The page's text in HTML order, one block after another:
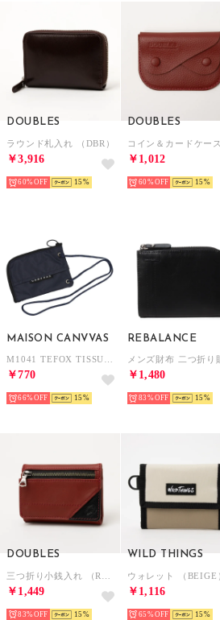
DOUBLES
ラウンド札入れ （DBR）
￥3,916
60% 15
DOUBLES
￥1,012
60% 15
MAISON CANVVAS
￥770
66% 15
REBALANCE
￥1,480
83% 15
DOUBLES
￥1,449
83% 15
WILD THINGS
ウォレット （BEIGE
￥1,116
65% 15